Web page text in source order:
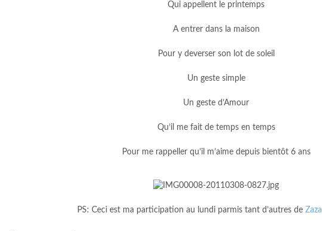
Qui appellent le printemps
A entrer dans la maison
Pour y deverser son lot de soleil
Un geste simple
Un geste d’Amour
Qu’il me fait de temps en temps
Pour me rappeller qu’il m’aime depuis bientôt 6 ans
PS: Ceci est ma participation au lundi parmis tant d’autres de Zaza